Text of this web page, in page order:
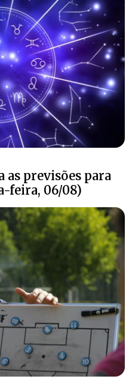
as previsões para
feira, 06/08)